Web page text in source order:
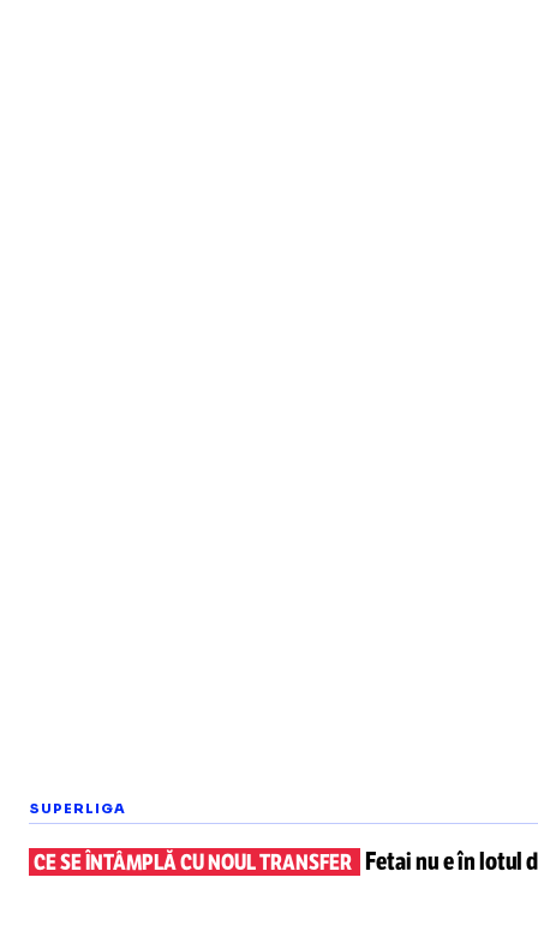
SUPERLIGA
CE SE ÎNTÂMPLĂ CU NOUL TRANSFER Fetai nu e în lotul